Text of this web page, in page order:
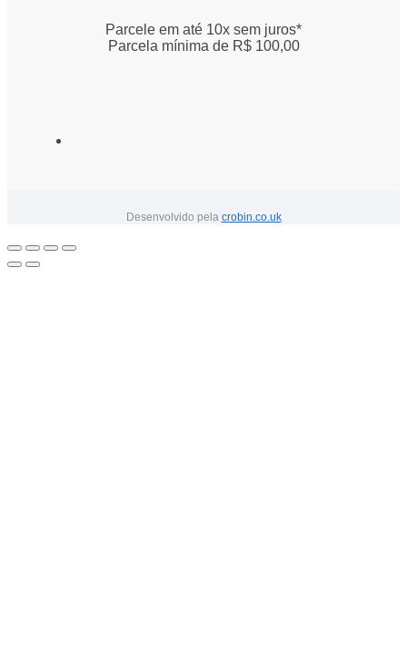
Parcele em até 10x sem juros*
Parcela mínima de R$ 100,00
Desenvolvido pela crobin.co.uk